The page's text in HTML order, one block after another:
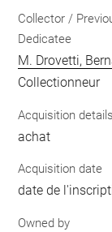
Collector /
Dedicatee
M. Drovetti,
Collectionneur
Acquisition details
achat
Acquisition date
date de
Owned by